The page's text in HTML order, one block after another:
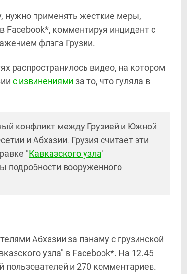
нужно применять жесткие меры,
Facebook*, комментируя инцидент с
флага Грузии.
распространилось видео, на котором
с извинениями за то, что гуляла в
конфликт между Грузией и Южной
и Абхазии. Грузия считает эти
"Кавказского узла"
подробности вооруженного
Абхазии за панаму с грузинской
узла" в Facebook*. На 12.45
пользователей и 270 комментариев.